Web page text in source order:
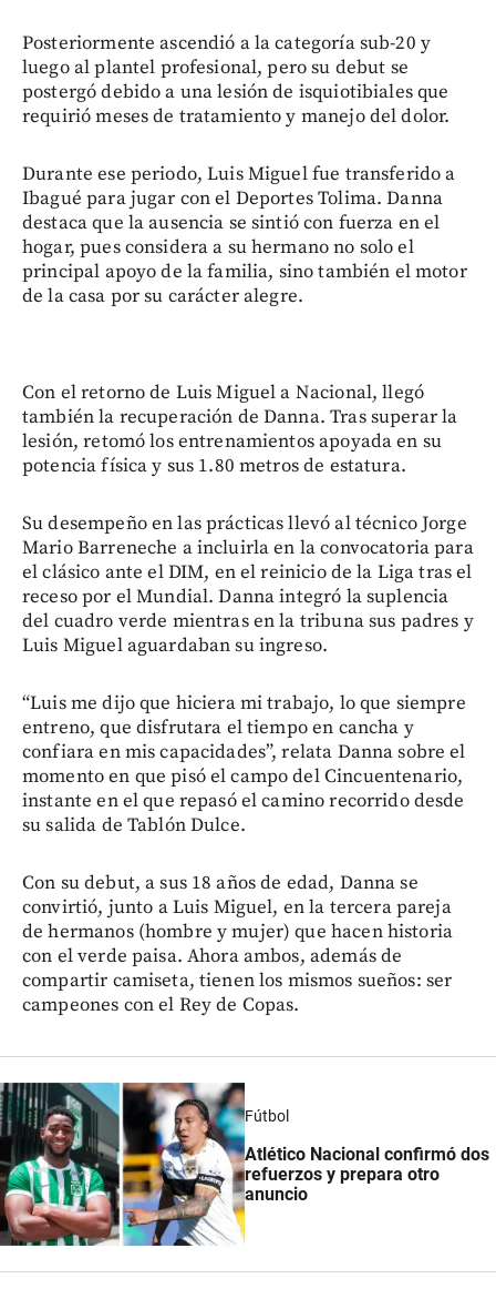
Posteriormente ascendió a la categoría sub-20 y
luego al plantel profesional, pero su debut se
postergó debido a una lesión de isquiotibiales que
requirió meses de tratamiento y manejo del dolor.
Durante ese periodo, Luis Miguel fue transferido a
Ibagué para jugar con el Deportes Tolima. Danna
destaca que la ausencia se sintió con fuerza en el
hogar, pues considera a su hermano no solo el
principal apoyo de la familia, sino también el motor
de la casa por su carácter alegre.
Con el retorno de Luis Miguel a Nacional, llegó
también la recuperación de Danna. Tras superar la
lesión, retomó los entrenamientos apoyada en su
potencia física y sus 1.80 metros de estatura.
Su desempeño en las prácticas llevó al técnico Jorge
Mario Barreneche a incluirla en la convocatoria para
el clásico ante el DIM, en el reinicio de la Liga tras el
receso por el Mundial. Danna integró la suplencia
del cuadro verde mientras en la tribuna sus padres y
Luis Miguel aguardaban su ingreso.
“Luis me dijo que hiciera mi trabajo, lo que siempre
entreno, que disfrutara el tiempo en cancha y
confiara en mis capacidades”, relata Danna sobre el
momento en que pisó el campo del Cincuentenario,
instante en el que repasó el camino recorrido desde
su salida de Tablón Dulce.
Con su debut, a sus 18 años de edad, Danna se
convirtió, junto a Luis Miguel, en la tercera pareja
de hermanos (hombre y mujer) que hacen historia
con el verde paisa. Ahora ambos, además de
compartir camiseta, tienen los mismos sueños: ser
campeones con el Rey de Copas.
Fútbol
Atlético Nacional confirmó dos
refuerzos y prepara otro
anuncio